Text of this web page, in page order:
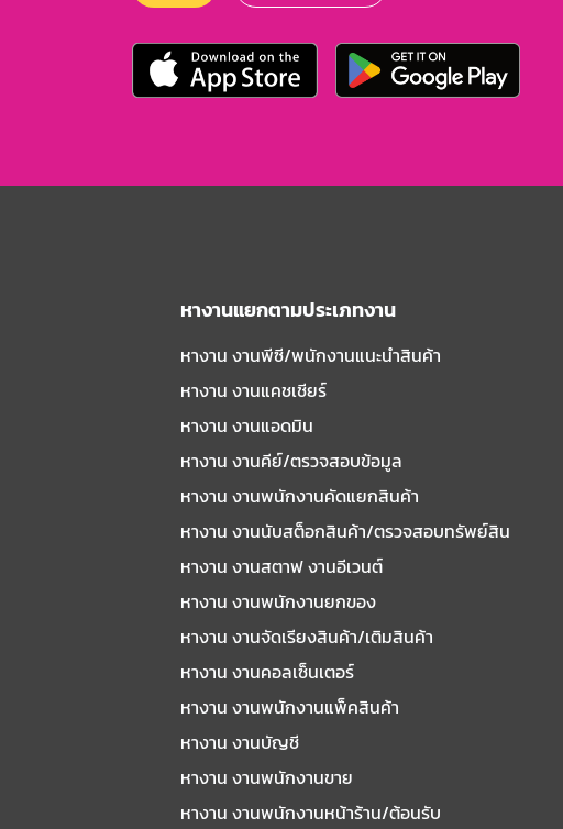
หางานแยกตามประเภทงาน
หางาน งานพีซี/พนักงานแนะนําสินค้า
หางาน งานแคชเชียร์
หางาน งานแอดมิน
หางาน งานคีย์/ตรวจสอบข้อมูล
หางาน งานพนักงานคัดแยกสินค้า
หางาน งานนับสต็อกสินค้า/ตรวจสอบทรัพย์สิน
หางาน งานสตาฟ งานอีเวนต์
หางาน งานพนักงานยกของ
หางาน งานจัดเรียงสินค้า/เติมสินค้า
หางาน งานคอลเซ็นเตอร์
หางาน งานพนักงานแพ็คสินค้า
หางาน งานบัญชี
หางาน งานพนักงานขาย
หางาน งานพนักงานหน้าร้าน/ต้อนรับ